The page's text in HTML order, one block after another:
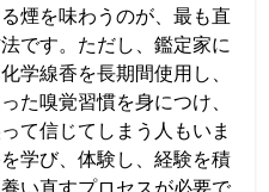
煙を味わうのが、最も直
です。ただし、鑑定家に
学線香を長期間使用し、
た嗅覚習慣を身につけ、
て信じてしまう人もいま
学び、体験し、経験を積